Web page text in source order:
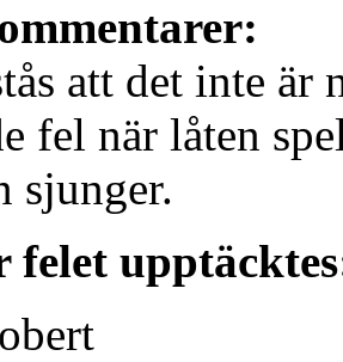
att det inte är
fel när låten
sjunger.
felet